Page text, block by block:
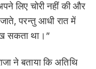
लिए चोरी नहीं की और
परन्तु आधी रात में
सकता था।”
ने बताया कि अतिथि